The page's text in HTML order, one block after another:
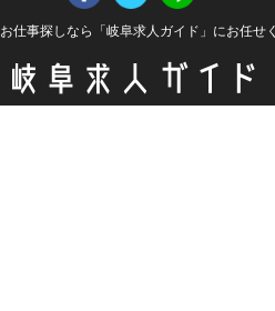
仕事探しなら「岐阜求人ガイド」にお任せ